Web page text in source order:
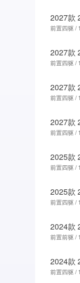
2027款
前置四驱 /
2027款
前置四驱 /
2027款
前置四驱 /
2027款
前置四驱 /
2025款
前置四驱 /
2025款
前置四驱 /
2024款
前置前驱 /
2024款
前置四驱 /